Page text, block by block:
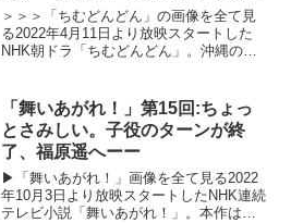
にわじわじするー
＞＞＞「ちむどんどん」の画像を全て見
る2022年4月11日より放映スタートした
NHK朝ドラ「ちむどんどん」。沖縄の本
夢をかける主人公と支え合う兄妹たちの
絆を描くストーリ...
「舞いあがれ！」第15回:ちょっ
とさみしい。子役のターンが終
了、福原遥へーー
▶「舞いあがれ！」画像を全て見る2022
年10月3日より放映スタートしたNHK連続
テレビ小説「舞いあがれ！」。本作は、